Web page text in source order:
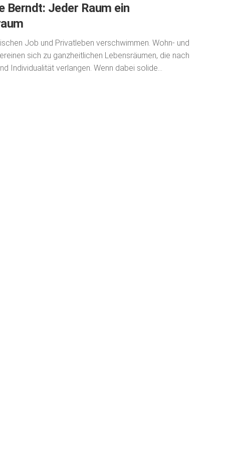
Berndt: Jeder Raum ein
Job und Privatleben verschwimmen. Wohn- und
sich zu ganzheitlichen Lebens­räumen, die nach
Individualität verlangen. Wenn dabei solide...